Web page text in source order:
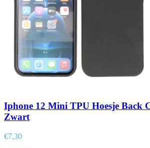
Iphone 12 Mini TPU Hoesje Back
Zwart
€7,30